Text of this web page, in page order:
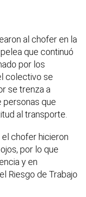
al chofer en la
que continuó
por los
colectivo se
se trenza a
personas que
al transporte.
chofer hicieron
por lo que
y en
Riesgo de Trabajo